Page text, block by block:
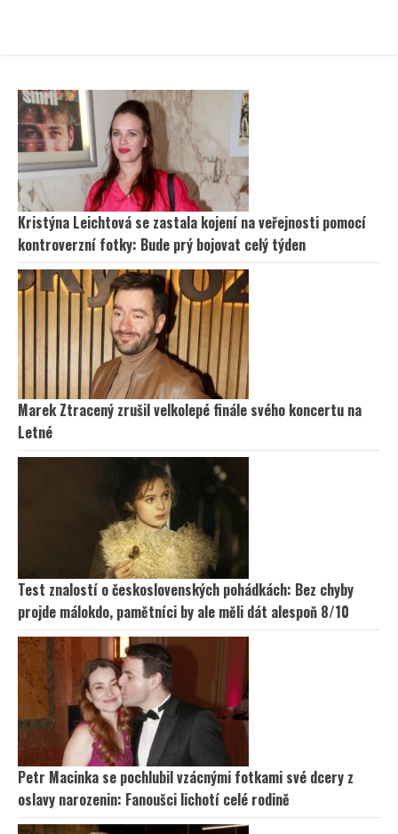
Kristýna Leichtová se zastala kojení na veřejnosti pomocí
kontroverzní fotky: Bude prý bojovat celý týden
Marek Ztracený zrušil velkolepé finále svého koncertu na
Letné
Test znalostí o československých pohádkách: Bez chyby
projde málokdo, pamětníci by ale měli dát alespoň 8/10
Petr Macinka se pochlubil vzácnými fotkami své dcery z
oslavy narozenin: Fanoušci lichotí celé rodině